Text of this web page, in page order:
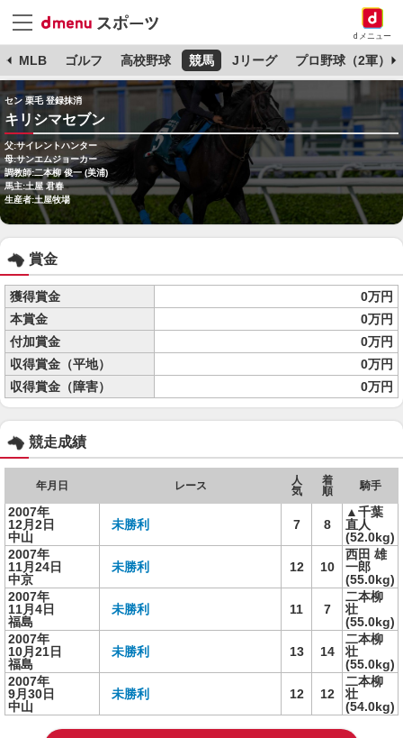
dメニュー
MLB ゴルフ 高校野球 競馬 Jリーグ プロ野球（2軍）
セン 栗毛 登録抹消
キリシマセブン
父:サイレントハンター
母:サンエムジョーカー
調教師:二本柳 俊一 (美浦)
馬主:土屋 君春
生産者:土屋牧場
賞金
獲得賞金
0万円
本賞金
0万円
付加賞金
0万円
収得賞金（平地）
0万円
収得賞金（障害）
0万円
競走成績
年月日 レース
人
気
着
順
騎手
2007年
12月2日
中山
未勝利 7 8
▲千葉
直人
(52.0kg)
2007年
11月24日
中京
未勝利 12 10
西田 雄
一郎
(55.0kg)
2007年
11月4日
福島
未勝利 11 7
二本柳
壮
(55.0kg)
2007年
10月21日
福島
未勝利 13 14
二本柳
壮
(55.0kg)
2007年
9月30日
中山
未勝利 12 12
二本柳
壮
(54.0kg)